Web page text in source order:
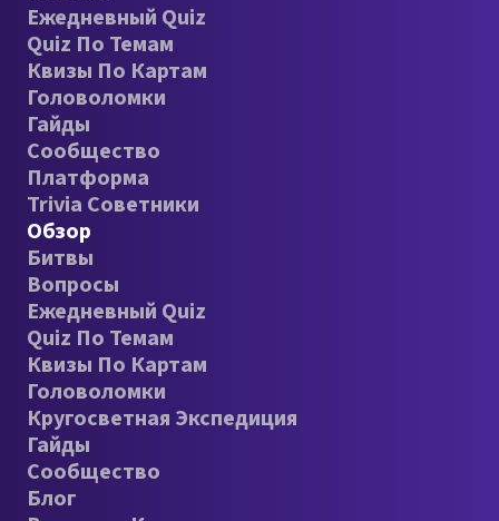
Ежедневный Quiz
Quiz По Темам
Квизы По Картам
Головоломки
Гайды
Сообщество
Платформа
Trivia Советники
Обзор
Битвы
Вопросы
Ежедневный Quiz
Quiz По Темам
Квизы По Картам
Головоломки
Кругосветная Экспедиция
Гайды
Сообщество
Блог